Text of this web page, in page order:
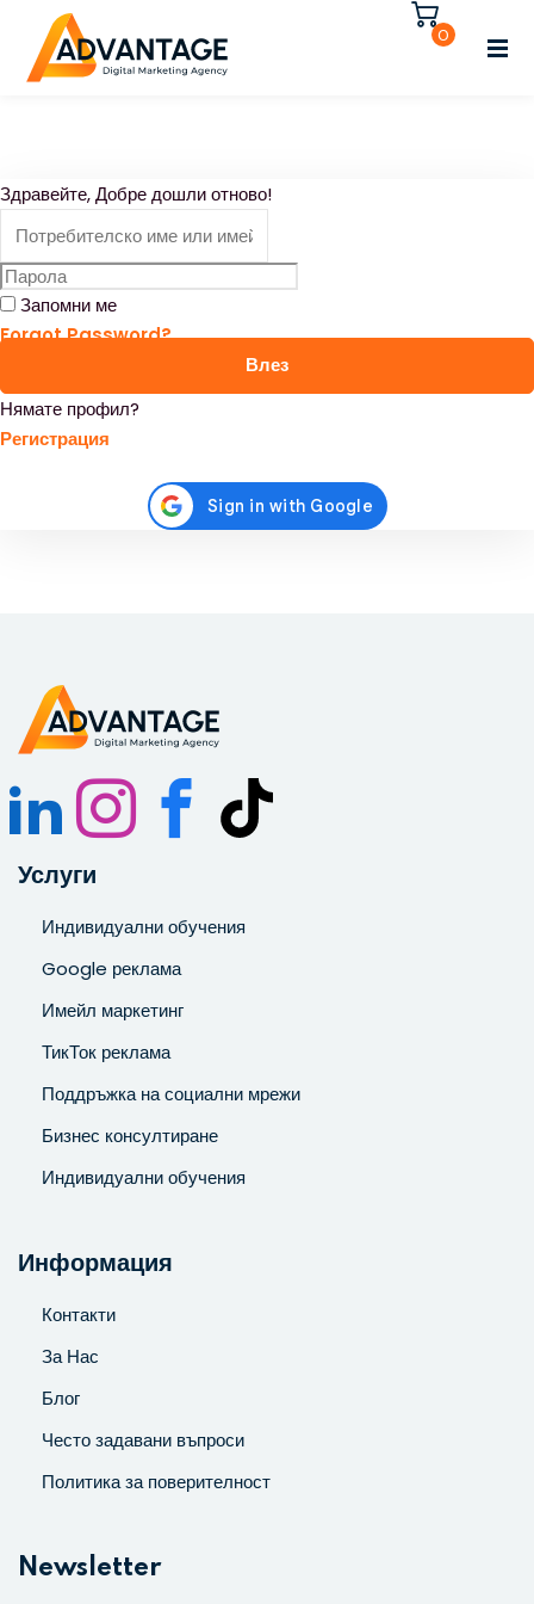
0
Здравейте, Добре дошли отново!
Запомни ме
Forgot Password?
Влез
Нямате профил?
Регистрация
Услуги
Индивидуални обучения
Google реклама
Имейл маркетинг
ТикТок реклама
Поддръжка на социални мрежи
Бизнес консултиране
Индивидуални обучения
Информация
Контакти
За Нас
Блог
Често задавани въпроси
Политика за поверителност
Newsletter
Регистрирайте се
Вече имате акаунт?